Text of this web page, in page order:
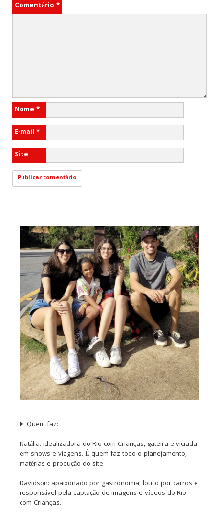
Comentário *
Nome *
E-mail *
Site
Quem faz:
Natália: idealizadora do Rio com Crianças, gateira e viciada
em shows e viagens. É quem faz todo o planejamento,
matérias e produção do site.
Davidson: apaixonado por gastronomia, louco por carros e
responsável pela captação de imagens e vídeos do Rio
com Crianças.